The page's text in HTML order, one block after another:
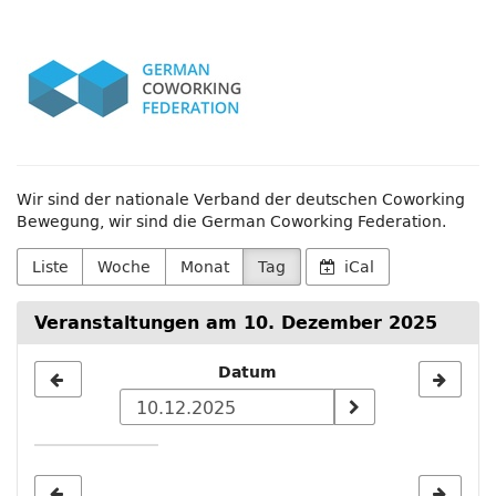
Inhalt
springen
German
Coworking
Federation
e.V.
Wir sind der nationale Verband der deutschen Coworking
Bewegung, wir sind die German Coworking Federation.
Liste
Woche Monat Tag iCal
Veranstaltungen am 10. Dezember 2025
zur
Anzeige
Datum